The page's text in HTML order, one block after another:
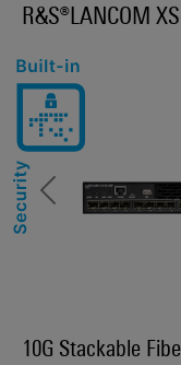
R&S®LANCOM
Previous
10G Stackable